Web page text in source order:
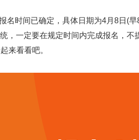
时间已确定，具体日期为4月8日(早
，一定要在规定时间内完成报名，
来看看吧。